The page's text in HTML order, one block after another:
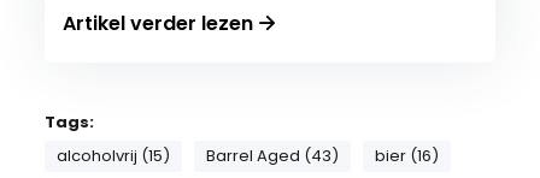
Artikel verder lezen
Tags:
alcoholvrij (15)
Barrel Aged (43)
bier (16)